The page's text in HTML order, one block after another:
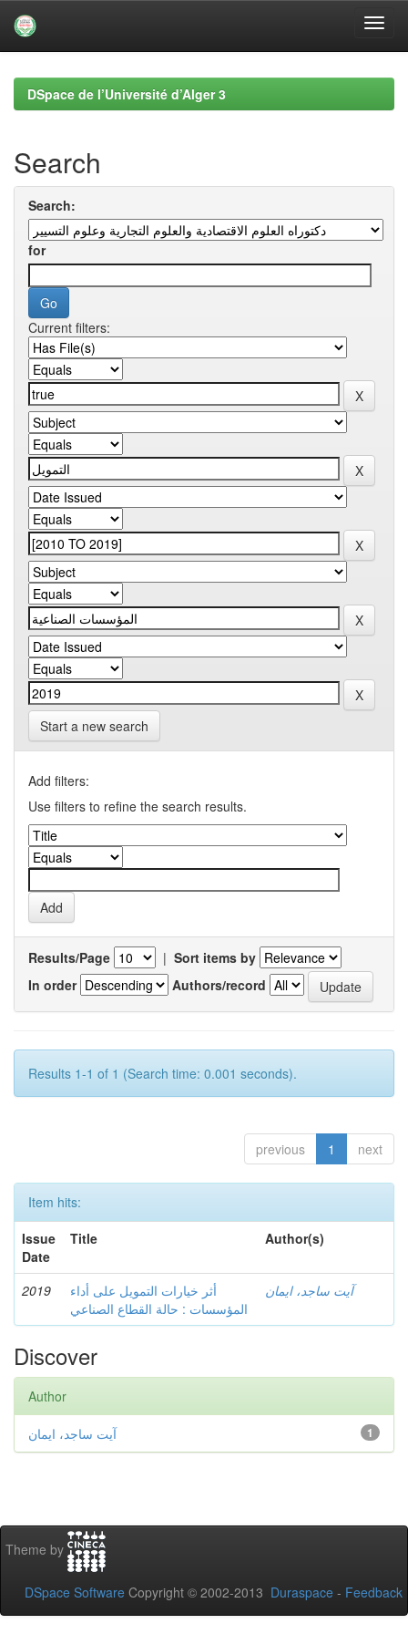
navigationDSpace de l’Université d’Alger 3
Search
Search:
for
Current filters:
Start a new search
Add filters:
Use filters to refine the search results.
Results/Page | Sort items by
In order
Authors/record
Results 1-1 of 1 (Search time: 0.001 seconds).
previous 1 next
Item hits:
Issue
Date
Title Author(s)
2019
أثر خيارات التمويل على أداء
المؤسسات : حالة القطاع الصناعي
آيت ساجد، ايمان
Discover
Author
1 آيت ساجد، ايمان
Theme by
DSpace Software Copyright © 2002-2013 Duraspace - Feedback